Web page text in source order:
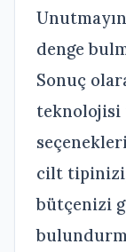
denge
Sonuç
teknolojisi
cilt
bütçenizi